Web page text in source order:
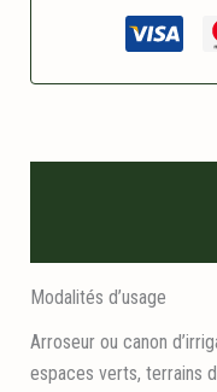
Modalités d’usage
Arroseur ou canon
espaces verts, terrains